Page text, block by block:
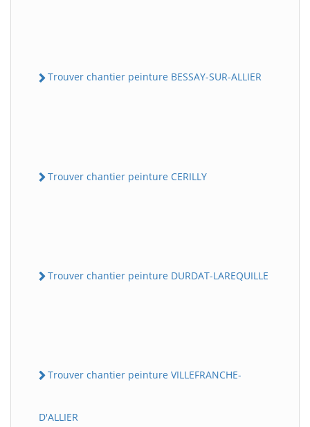
Trouver chantier peinture BESSAY-SUR-ALLIER
Trouver chantier peinture CERILLY
Trouver chantier peinture DURDAT-LAREQUILLE
Trouver chantier peinture VILLEFRANCHE-
D'ALLIER